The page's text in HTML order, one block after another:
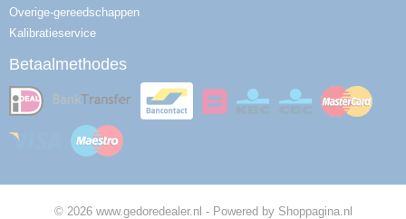
Overige-gereedschappen
Kalibratieservice
Betaalmethodes
© 2026 www.gedoredealer.nl - Powered by Shoppagina.nl